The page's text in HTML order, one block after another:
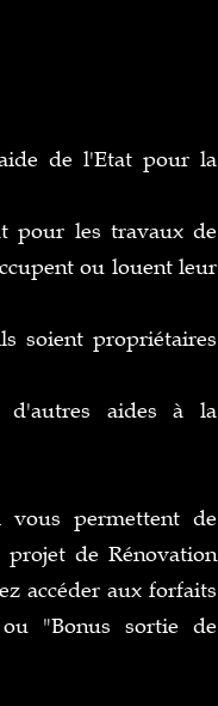
de l'Etat pour la
pour les travaux de
ou louent leur
soient propriétaires
d'autres aides à la
vous permettent de
de Rénovation
accéder aux forfaits
ou "Bonus sortie de